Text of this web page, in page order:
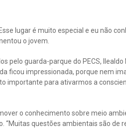
lugar é muito especial e eu não
o jovem.
pelo guarda-parque do PECS, Ilealdo
ficou impressionada, porque nem
importante para ativarmos a
o conhecimento sobre meio
questões ambientais são de